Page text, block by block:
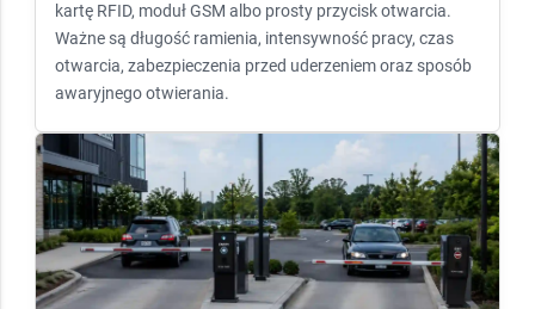
kartę RFID, moduł GSM albo prosty przycisk otwarcia.
Ważne są długość ramienia, intensywność pracy, czas
otwarcia, zabezpieczenia przed uderzeniem oraz sposób
awaryjnego otwierania.